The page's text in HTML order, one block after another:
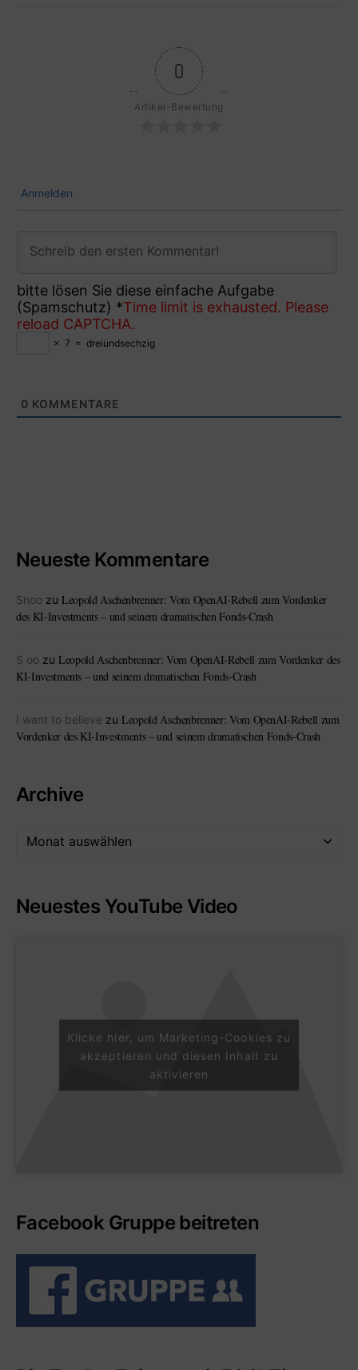
0
Artikel-Bewertung
Anmelden
bitte lösen Sie diese einfache Aufgabe
(Spamschutz) *Time limit is exhausted. Please
reload CAPTCHA.
× 7 = dreiundsechzig
0 KOMMENTARE
Neueste Kommentare
Snoo zu Leopold Aschenbrenner: Vom OpenAI-Rebell zum Vordenker
des KI-Investments – und seinem dramatischen Fonds-Crash
S oo zu Leopold Aschenbrenner: Vom OpenAI-Rebell zum Vordenker des
KI-Investments – und seinem dramatischen Fonds-Crash
I want to believe zu Leopold Aschenbrenner: Vom OpenAI-Rebell zum
Vordenker des KI-Investments – und seinem dramatischen Fonds-Crash
Archive
Neuestes YouTube Video
Klicke hier, um Marketing-Cookies zu
akzeptieren und diesen Inhalt zu
aktivieren
Facebook Gruppe beitreten